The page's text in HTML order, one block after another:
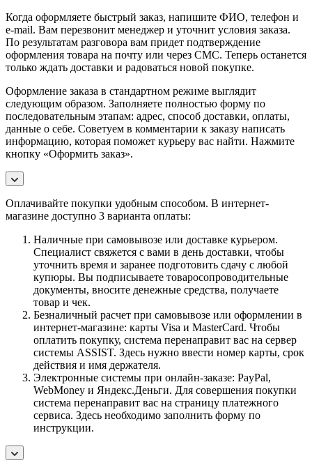
Когда оформляете быстрый заказ, напишите ФИО, телефон и
e-mail. Вам перезвонит менеджер и уточнит условия заказа.
По результатам разговора вам придет подтверждение
оформления товара на почту или через СМС. Теперь останется
только ждать доставки и радоваться новой покупке.
Оформление заказа в стандартном режиме выглядит
следующим образом. Заполняете полностью форму по
последовательным этапам: адрес, способ доставки, оплаты,
данные о себе. Советуем в комментарии к заказу написать
информацию, которая поможет курьеру вас найти. Нажмите
кнопку «Оформить заказ».
Оплачивайте покупки удобным способом. В интернет-
магазине доступно 3 варианта оплаты:
Наличные при самовывозе или доставке курьером.
Специалист свяжется с вами в день доставки, чтобы
уточнить время и заранее подготовить сдачу с любой
купюры. Вы подписываете товаросопроводительные
документы, вносите денежные средства, получаете
товар и чек.
Безналичный расчет при самовывозе или оформлении в
интернет-магазине: карты Visa и MasterCard. Чтобы
оплатить покупку, система перенаправит вас на сервер
системы ASSIST. Здесь нужно ввести номер карты, срок
действия и имя держателя.
Электронные системы при онлайн-заказе: PayPal,
WebMoney и Яндекс.Деньги. Для совершения покупки
система перенаправит вас на страницу платежного
сервиса. Здесь необходимо заполнить форму по
инструкции.